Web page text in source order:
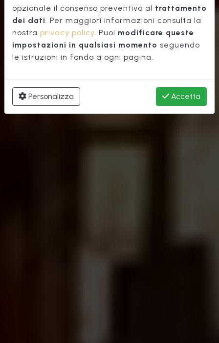
opzionale il consenso preventivo al trattamento
dei dati. Per maggiori informazioni consulta la
nostra privacy policy. Puoi modificare queste
impostazioni in qualsiasi momento seguendo
le istruzioni in fondo a ogni pagina.
Personalizza Accetta